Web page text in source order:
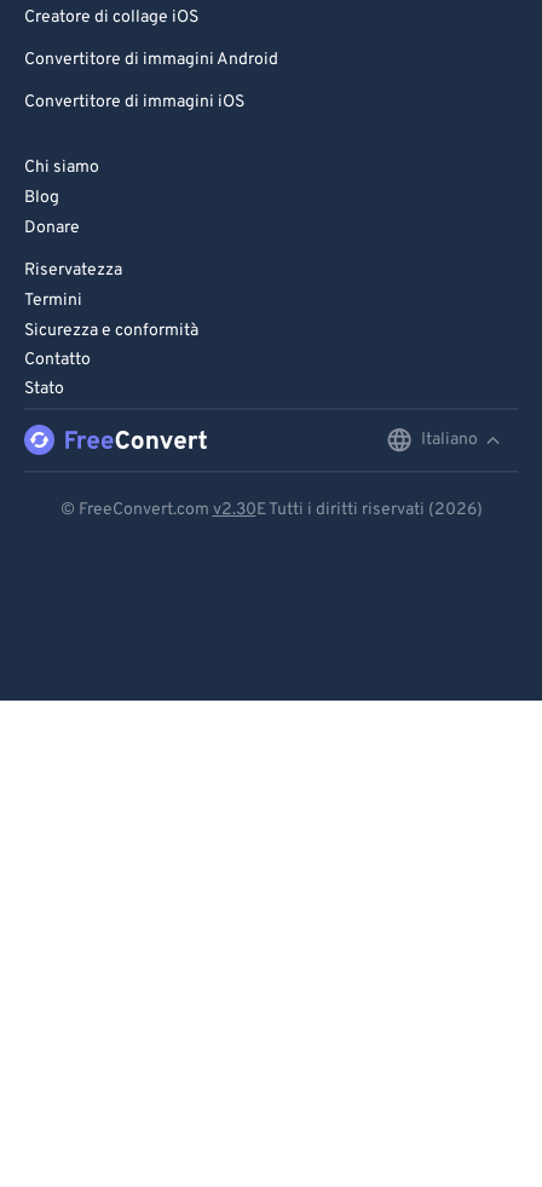
Creatore di collage iOS
Convertitore di immagini Android
Convertitore di immagini iOS
Chi siamo
Blog
Donare
Riservatezza
Termini
Sicurezza e conformità
Contatto
Stato
Italiano
© FreeConvert.com v2.30E Tutti i diritti riservati (2026)